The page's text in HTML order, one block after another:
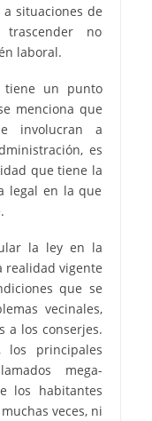
a situaciones de
no
laboral.
tiene un punto
menciona que
involucran a
es
que tiene la
legal en la que
la ley en la
realidad vigente
que se
vecinales,
a los conserjes.
los principales
mega-
los habitantes
veces, ni